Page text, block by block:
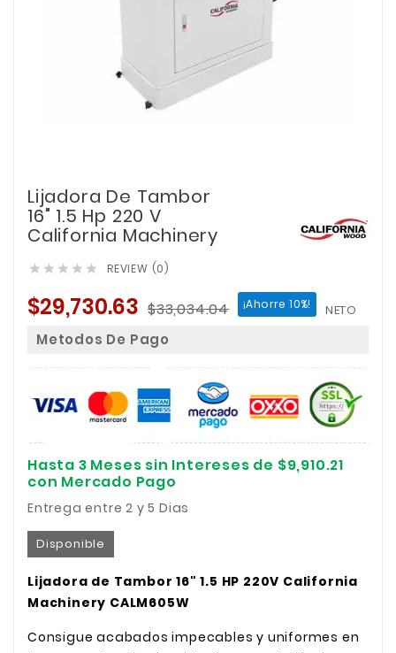
Lijadora De Tambor
16" 1.5 Hp 220 V
California Machinery
     REVIEW (0)
$29,730.63 $33,034.04 ¡Ahorre 10%! NETO
Metodos De Pago
Hasta 3 Meses sin Intereses de $9,910.21
con Mercado Pago
Entrega entre 2 y 5 Dias
Disponible
Lijadora de Tambor 16" 1.5 HP 220V California
Machinery CALM605W
Consigue acabados impecables y uniformes en